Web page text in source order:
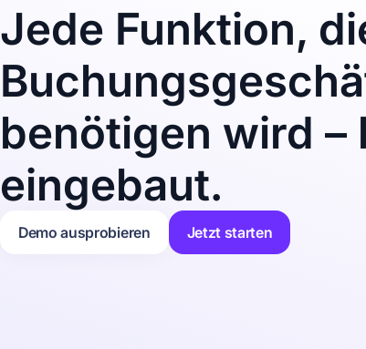
Jede Funktion,
benötigen wird –
eingebaut.
Demo ausprobieren Jetzt starten